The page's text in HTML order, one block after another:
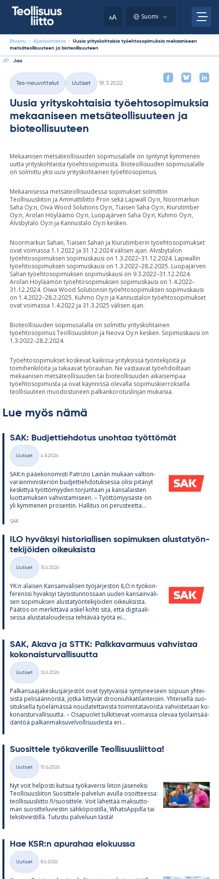
AA Suomi
Etusivu - Ajankohtaista - Uusia yrityskohtaisia työehtosopimuksia mekaaniseen
metsäteollisuuteen ja bioteollisuuteen
Jaa
Kategoriat
Tes-neuvottelut Uutiset
18.3.2022
Uusia yrityskohtaisia työehtosopimuksia
mekaaniseen metsäteollisuuteen ja
bioteollisuuteen
Mekaanisen metsäteollisuuden sopimusalalle on syntynyt kymmenen
uutta yrityskohtaista työehtosopimusta. Bioteollisuuden sopimusalalle
on solmittu yksi uusi yrityskohtainen työehtosopimus.
Mekaanisessa metsäteollisuudessa sopimukset solmittiin
Teollisuusliiton ja Ammattiliitto Pron sekä Lapwall Oy:n, Noormarkun
Saha Oy:n, Oiva Wood Solutions Oy:n, Tiaisen Saha Oy:n, Kiurutimber
Oy:n, Arolan Höyläämö Oy:n, Luopajärven Saha Oy:n, Kuhmo Oy:n,
Älvsbytalo Oy:n ja Kannustalo Oy:n kesken.
Noormarkun Sahan, Tiaisen Sahan ja Kiurutimberin työehtosopimukset
ovat voimassa 1.1.2022 ja 31.12.2024 välisen ajan. Älvsbytalon
työehtosopimuksen sopimuskausi on 1.3.2022–31.12.2024. Lapwallin
työehtosopimuksen sopimuskausi on 1.3.2022–28.2.2025. Luopajärven
Sahan työehtosopimuksen sopimuskausi on 9.3.2022–31.12.2024.
Arolan Höyläämön työehtosopimuksen sopimuskausi on 1.4.2022–
31.12.2024. Oiwa Wood Solutionsin työehtosopimuksen sopimuskausi
on 1.4.2022–28.2.2025. Kuhmo Oy:n ja Kannustalon työehtosopimukset
ovat voimassa 1.4.2022 ja 31.3.2025 välisen ajan.
Bioteollisuuden sopimusalalla on solmittu yrityskohtainen
työehtosopimus Teollisuusliiton ja Neova Oy:n kesken. Sopimuskausi on
1.3.2022–28.2.2024.
Työehtosopimukset koskevat kaikissa yrityksissä työntekijöitä ja
toimihenkilöitä ja takaavat työrauhan. Ne vastaavat työehdoiltaan
mekaanisen metsäteollisuuden tai bioteollisuuden aikaisempaa
työehtosopimusta ja ovat käynnissä olevalla sopimuskierroksella
teollisuuteen muodostuneen palkankorotuslinjan mukaisia.
Lue myös nämä
SAK: Bud­jet­tieh­do­tus unoh­taa työt­tö­mät
Kategoriat
Uutiset
4.8.2026
SAK:n pää­e­ko­no­misti Pat­rizio Lainàn mu­kaan val­tion­
va­rain­mi­nis­te­riön bud­jet­tieh­do­tuk­sessa olisi pi­tä­nyt
kes­kit­tyä työt­tö­myy­den tor­jun­taan ja kan­sa­lais­ten
luot­ta­muk­sen vah­vis­ta­mi­seen. – Työt­tö­myy­saste on
yli kym­me­nen pro­sen­tin. Hal­li­tus on pe­rus­teetta...
SAK
ILO hy­väk­syi his­to­rial­li­sen so­pi­muk­sen alus­ta­työn­
te­ki­jöi­den oi­keuk­sista
Kategoriat
Uutiset
15.6.2026
YK:n alai­sen Kan­sain­vä­li­sen työ­jär­jes­tön ILO:n työ­kon­
fe­renssi hy­väk­syi täy­sis­tun­nos­saan uu­den kan­sain­vä­li­
sen so­pi­muk­sen alus­ta­työn­te­ki­jöi­den oi­keuk­sista.
Pää­tös on mer­kit­tävä as­kel kohti sitä, että di­gi­taa­li­
sessa alus­ta­ta­lou­dessa teh­tä­vää työtä ei...
SAK, Akava ja STTK: Palk­ka­var­muus vah­vis­taa
ko­ko­nais­tur­val­li­suutta
Kategoriat
Uutiset
12.6.2026
Pal­kan­saa­ja­kes­kus­jär­jes­töt ovat tyy­ty­väi­siä syn­ty­nee­seen so­puun yh­tei­
sistä pe­li­sään­nöistä, jotka liit­ty­vät droo­niuh­ka­ti­lan­tei­siin. Yh­tei­sellä suo­
si­tuk­sella työ­elä­mässä nou­da­tet­ta­vista toi­min­ta­ta­voista vah­vis­te­taan ko­
ko­nais­tur­val­li­suutta. – Os­a­puo­let tul­kit­se­vat voi­massa ole­vaa työ­lain­sää­
dän­töä pal­kan­mak­su­vel­vol­li­suu­desta eri...
Suo­sit­tele työ­ka­ve­rille Teol­li­suus­liit­toa!
Kategoriat
Uutiset
10.6.2026
Nyt voit hel­posti kut­sua työ­ka­ve­risi lii­ton jä­se­neksi
Teol­li­suus­lii­ton Suo­sit­tele-pal­ve­lun avulla osoit­teessa:
teol­li­suus­liitto.fi/suo­sit­tele. Voit lä­het­tää mak­sut­to­
man suo­sit­te­lu­vies­tin säh­kö­pos­tilla, What­sAp­pilla tai
teks­ti­vies­tillä. Tu­tustu pal­ve­luun tästä!
Hae KSR:n apu­ra­haa elo­kuussa
Kategoriat
Uutiset
8.6.2026
clipboard.)